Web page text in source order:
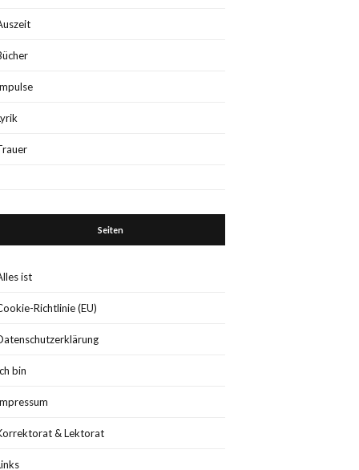
Seiten
ist
Richtlinie (EU)
bin
& Lektorat